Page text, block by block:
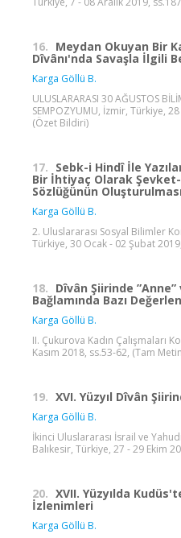
16. Meydan Okuyan Bir
Dîvânı'nda Savaşla İlgili
Karga Göllü B.
ULUSLARARASI 30 AĞUSTOS
SEMPOZYUMU, İzmir, Türkiye,
(Özet Bildiri)
17. Sebk-i Hindî İle
Bir İhtiyaç Olarak Şevket-
Sözlüğünün Oluşturulması
Karga Göllü B.
2. Uluslararası Sosyal Bilimler
Türkiye, 30 Ocak - 02 Şubat
18. Dîvân Şiirinde ”Anne”
Bağlamında Bazı
Karga Göllü B.
II. Çukurova Kadın Çalışmaları
Kasım 2018, ss.53-62, (Tam
19. XVI. Yüzyıl Dîvân
Karga Göllü B.
İkinci Uluslararası İsrail ve
Balıkesir, Türkiye, 27 - 29 Ekim
20. XVII. Yüzyılda
İzlenimleri
Karga Göllü B.